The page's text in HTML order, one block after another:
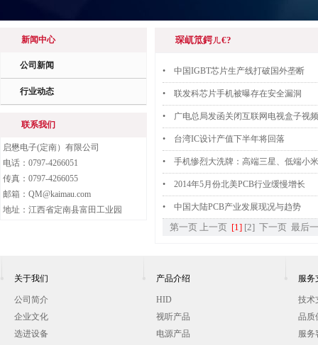
新闻中心
公司新闻
行业动态
联系我们
启懋电子(定南）有限公司
电话：0797-4266051
传真：0797-4266055
邮箱：QM@kaimau.com
地址：江西省定南县富田工业园
琛屼笟鍔ㄦ€?
• 中国IGBT芯片生产线打破国外垄断
• 联发科芯片手机被曝存在安全漏洞
• 广电总局发函关闭互联网电视盒子视
• 台湾IC设计产值下半年将回落
• 手机惨烈大洗牌：高端三星、低端小
• 2014年5月份北美PCB行业缓慢增长
• 中国大陆PCB产业发展现况与趋势
第一页 上一页 [1] [2] 下一页 最后
关于我们
公司简介
企业文化
选进设备
产品介绍
HID
视听产品
电源产品
服务
技术
品质
服务